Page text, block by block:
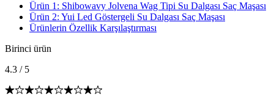
Ürün 1: Shibowavy Jolvena Wag Tipi Su Dalgası Saç Maşası
Ürün 2: Yui Led Göstergeli Su Dalgası Saç Maşası
Ürünlerin Özellik Karşılaştırması
Birinci ürün
4.3 / 5